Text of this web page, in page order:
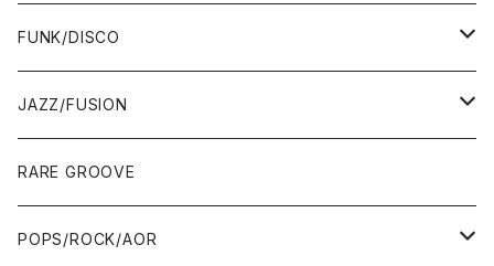
EARLY 90'S MIDDLE〜NEW SCHOOL
MID〜LATE 90'S
80'S OLD SCHOOL〜EARLY 90'S
MID〜LATE 90'S
CD/TAPE
CD-R/DEMO/SAMPLE
CD ALBUM
60'S/70'S
80'S
7"/12"
60'S/70'S
80'S
LP
60'S/70'S
80'S
12"/7"
60'S/70'S
80'S
FUNK/DISCO
LP
70'S
80'S
12"/7"
70'S
JAZZ/FUSION
JAZZ
FUSION
RARE GROOVE
POPS/ROCK/AOR